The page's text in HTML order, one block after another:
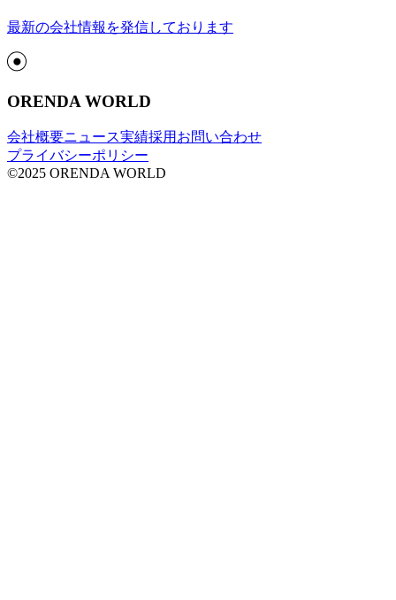
最新の会社情報を発信しております
ORENDA WORLD
会社概要ニュース実績採用 お問い合わせ
プライバシーポリシー
©2025 ORENDA WORLD